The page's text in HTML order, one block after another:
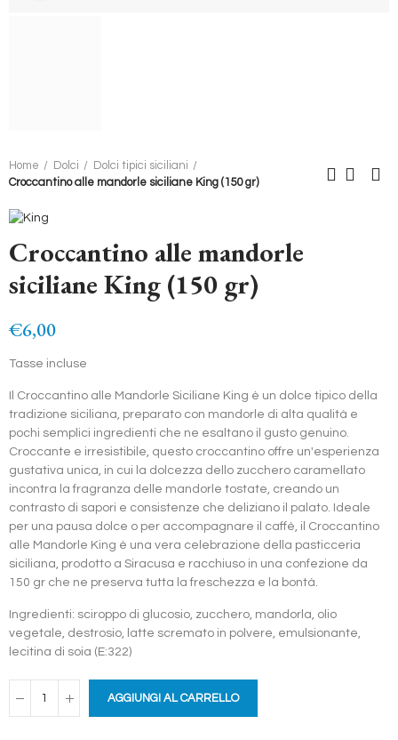
Home Dolci
Dolci tipici siciliani
Croccantino alle mandorle siciliane King (150 gr)
Croccantino alle mandorle
siciliane King (150 gr)
€6,00
Tasse incluse
Il Croccantino alle Mandorle Siciliane King è un dolce tipico della
tradizione siciliana, preparato con mandorle di alta qualità e
pochi semplici ingredienti che ne esaltano il gusto genuino.
Croccante e irresistibile, questo croccantino offre un'esperienza
gustativa unica, in cui la dolcezza dello zucchero caramellato
incontra la fragranza delle mandorle tostate, creando un
contrasto di sapori e consistenze che deliziano il palato. Ideale
per una pausa dolce o per accompagnare il caffè, il Croccantino
alle Mandorle King è una vera celebrazione della pasticceria
siciliana, prodotto a Siracusa e racchiuso in una confezione da
150 gr che ne preserva tutta la freschezza e la bontà.
Ingredienti: sciroppo di glucosio, zucchero, mandorla, olio
vegetale, destrosio, latte scremato in polvere, emulsionante,
lecitina di soia (E:322)
AGGIUNGI AL CARRELLO